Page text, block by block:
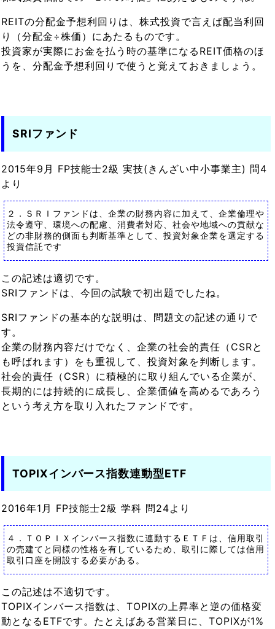
REITの分配金予想利回りは、株式投資で言えば配当利回
り（分配金÷株価）にあたるものです。
投資家が実際にお金を払う時の基準になるREIT価格のほ
うを、分配金予想利回りで使うと覚えておきましょう。
SRIファンド
2015年9月 FP技能士2級 実技(きんざい中小事業主) 問4
より
２．ＳＲＩファンドは、企業の財務内容に加えて、企業倫理や
法令遵守、環境への配慮、消費者対応、社会や地域への貢献な
どの非財務的側面も判断基準として、投資対象企業を選定する
投資信託です
この記述は適切です。
SRIファンドは、今回の試験で初出題でしたね。
SRIファンドの基本的な説明は、問題文の記述の通りで
す。
企業の財務内容だけでなく、企業の社会的責任（CSRと
も呼ばれます）をも重視して、投資対象を判断します。
社会的責任（CSR）に積極的に取り組んでいる企業が、
長期的には持続的に成長し、企業価値を高めるであろう
という考え方を取り入れたファンドです。
TOPIXインバース指数連動型ETF
2016年1月 FP技能士2級 学科 問24より
４．ＴＯＰＩＸインバース指数に連動するＥＴＦは、信用取引
の売建てと同様の性格を有しているため、取引に際しては信用
取引口座を開設する必要がある。
この記述は不適切です。
TOPIXインバース指数は、TOPIXの上昇率と逆の価格変
動となるETFです。たとえばある営業日に、TOPIXが1%